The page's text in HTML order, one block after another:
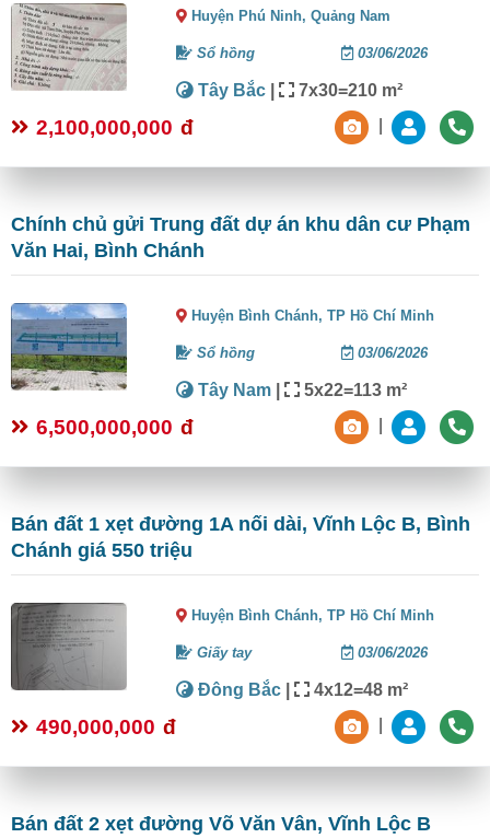
Huyện Phú Ninh,Quảng Nam
Sổ hồng 03/06/2026
Tây Bắc | 7x30=210 m²
2,100,000,000 đ
Chính chủ gửi Trung đất dự án khu dân cư Phạm
Văn Hai, Bình Chánh
Huyện Bình Chánh,TP Hồ Chí Minh
Sổ hồng 03/06/2026
Tây Nam | 5x22=113 m²
6,500,000,000 đ
Bán đất 1 xẹt đường 1A nối dài, Vĩnh Lộc B, Bình
Chánh giá 550 triệu
Huyện Bình Chánh,TP Hồ Chí Minh
Giấy tay 03/06/2026
Đông Bắc | 4x12=48 m²
490,000,000 đ
Bán đất 2 xẹt đường Võ Văn Vân, Vĩnh Lộc B